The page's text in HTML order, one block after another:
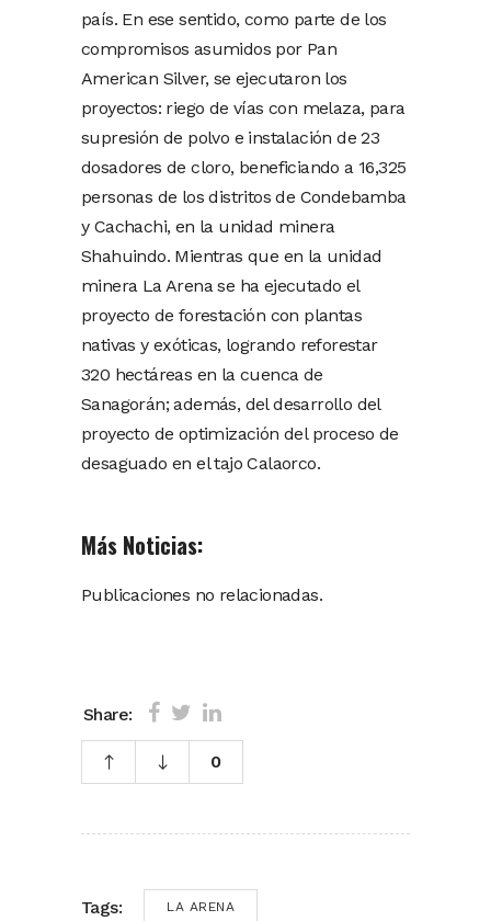
país. En ese sentido, como parte de los
compromisos asumidos por Pan
American Silver, se ejecutaron los
proyectos: riego de vías con melaza, para
supresión de polvo e instalación de 23
dosadores de cloro, beneficiando a 16,325
personas de los distritos de Condebamba
y Cachachi, en la unidad minera
Shahuindo. Mientras que en la unidad
minera La Arena se ha ejecutado el
proyecto de forestación con plantas
nativas y exóticas, logrando reforestar
320 hectáreas en la cuenca de
Sanagorán; además, del desarrollo del
proyecto de optimización del proceso de
desaguado en el tajo Calaorco.
Más Noticias:
Publicaciones no relacionadas.
Share:
0
Tags: LA ARENA